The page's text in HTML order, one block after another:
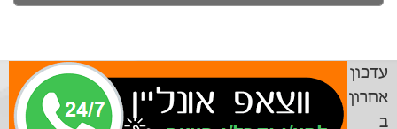
עדכון
אחרון
ב